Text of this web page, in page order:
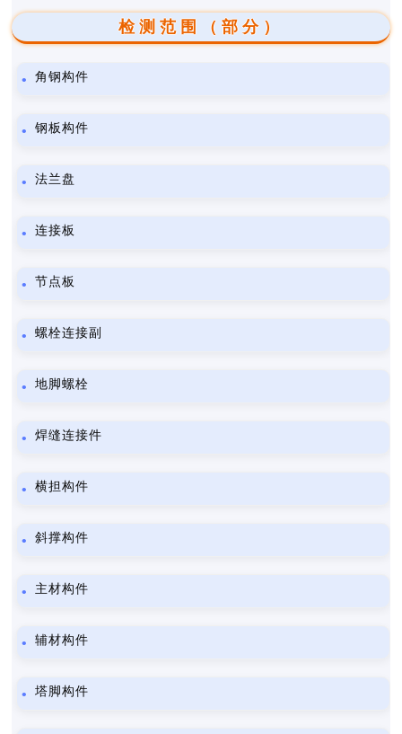
检测范围（部分）
角钢构件
钢板构件
法兰盘
连接板
节点板
螺栓连接副
地脚螺栓
焊缝连接件
横担构件
斜撑构件
主材构件
辅材构件
塔脚构件